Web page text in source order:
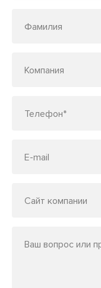
Фамилия
Компания
Телефон*
E-mail
Сайт компании
Ваш вопрос или